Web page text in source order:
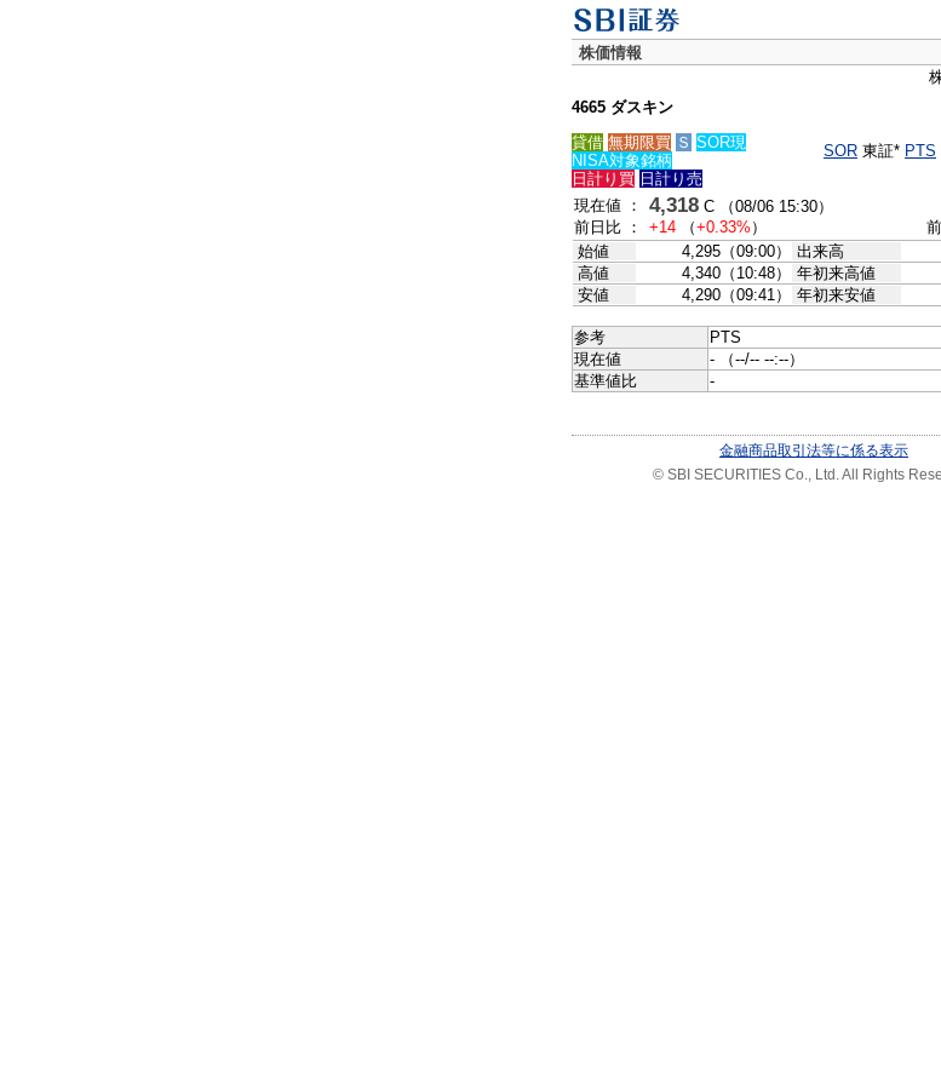
株価情報
4665 ダスキン
貸借 無期限買 Ｓ SOR現
NISA対象銘柄
SOR 東証* PTS
日計り買 日計り売
現在値 ：
4,318 C （08/06 15:30）
前日比 ：
+14 （+0.33% ）
始値
4,295（09:00） 出来高
高値
4,340（10:48） 年初来高値
安値
4,290（09:41） 年初来安値
参考
PTS
現在値
- （--/-- --:--）
基準値比
-
金融商品取引法等に係る表示
© SBI SECURITIES Co., Ltd. All Rights